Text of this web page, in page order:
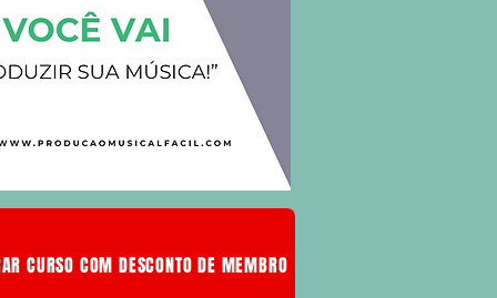
CURSO COM DESCONTO DE MEMBRO